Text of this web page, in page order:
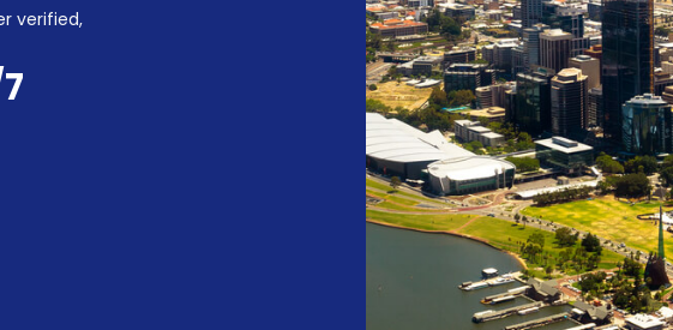
verified,